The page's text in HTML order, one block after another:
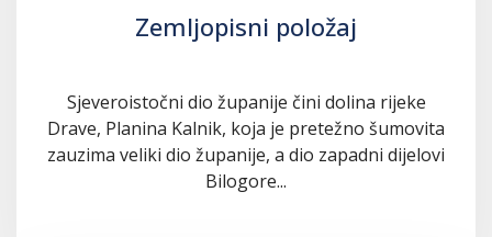
Zemljopisni položaj
Sjeveroistočni dio županije čini dolina rijeke
Drave, Planina Kalnik, koja je pretežno šumovita
zauzima veliki dio županije, a dio zapadni dijelovi
Bilogore...